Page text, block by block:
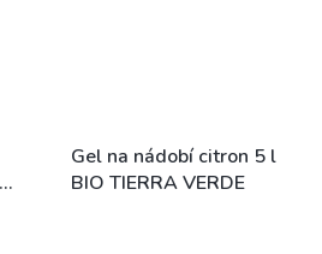
Gel na nádobí citron 5 l
BIO TIERRA VERDE